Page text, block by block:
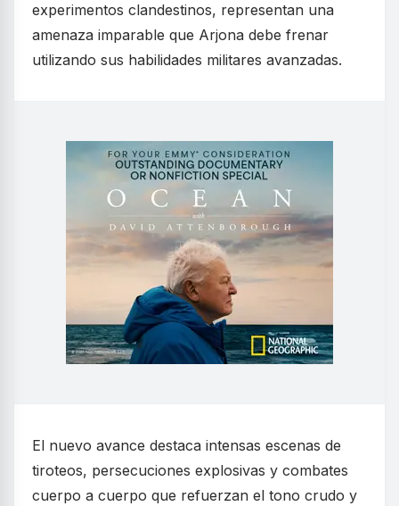
experimentos clandestinos, representan una
amenaza imparable que Arjona debe frenar
utilizando sus habilidades militares avanzadas.
El nuevo avance destaca intensas escenas de
tiroteos, persecuciones explosivas y combates
cuerpo a cuerpo que refuerzan el tono crudo y